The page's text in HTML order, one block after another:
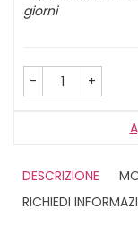
giorni
- +
DESCRIZIONE
RICHIEDI